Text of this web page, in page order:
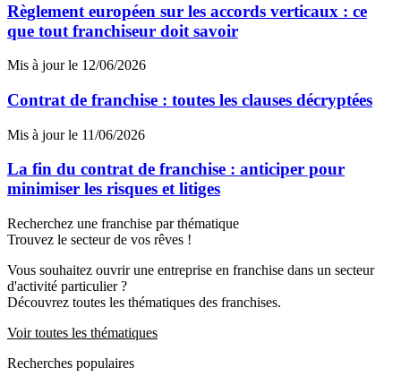
Règlement européen sur les accords verticaux : ce
que tout franchiseur doit savoir
Mis à jour le 12/06/2026
Contrat de franchise : toutes les clauses décryptées
Mis à jour le 11/06/2026
La fin du contrat de franchise : anticiper pour
minimiser les risques et litiges
Recherchez une franchise par thématique
Trouvez le secteur de vos rêves !
Vous souhaitez ouvrir une entreprise en franchise dans un secteur
d'activité particulier ?
Découvrez toutes les thématiques des franchises.
Voir toutes les thématiques
Recherches populaires